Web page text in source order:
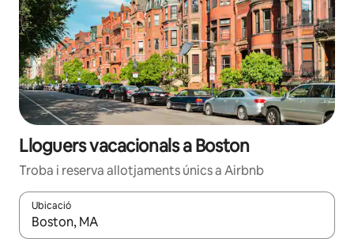
Lloguers vacacionals a Boston
Troba i reserva allotjaments únics a Airbnb
Ubicació
Quan els resultats estiguin disponibles, podràs navegar-hi a